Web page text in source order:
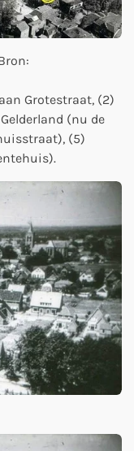
Grotestraat, (2)
(nu de
(5)